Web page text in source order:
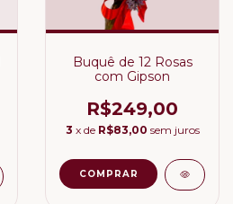
Buquê de 12 Rosas
com Gipson
R$249,00
3 x de R$83,00 sem juros